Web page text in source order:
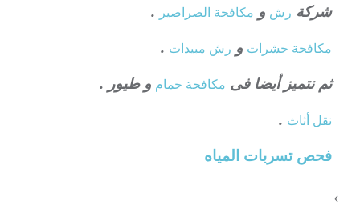
شركة رش و مكافحة الصراصير .
مكافحة حشرات و رش مبيدات .
ثم نتميز أيضا فى مكافحة حمام و طيور .
نقل أثاث .
فحص تسربات المياه